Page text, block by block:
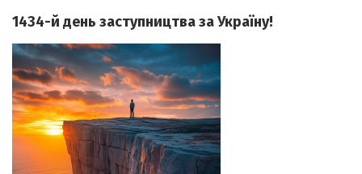
1434-й день заступництва за Україну!